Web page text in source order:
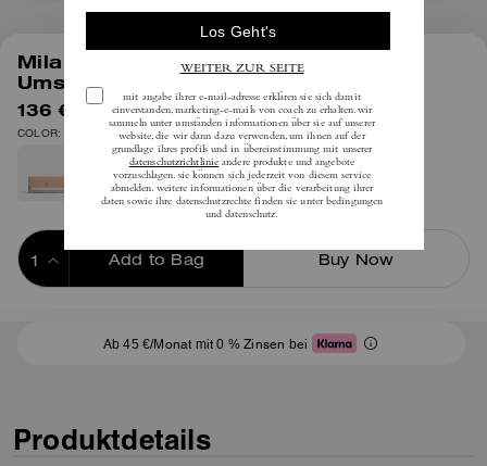
Mila Längliches Portemonnaie Mit
Umschlag In Blockfarben
136 € inkl. MwSt.
COLOR: B4/Asche Multi
Add to Bag Buy Now
Ab 45 €/Monat mit 0 % Zinsen bei
Produktdetails